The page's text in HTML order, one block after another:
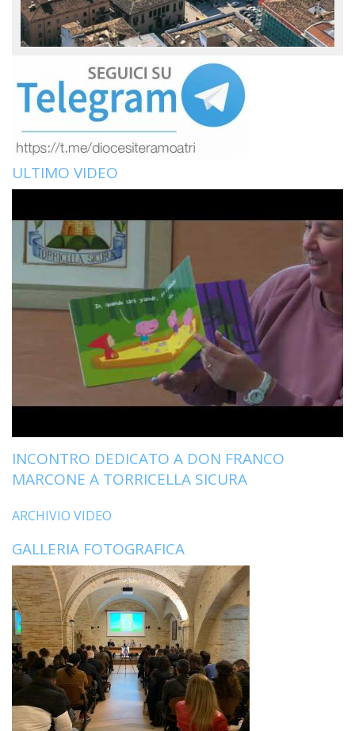
ULTIMO VIDEO
INCONTRO DEDICATO A DON FRANCO
MARCONE A TORRICELLA SICURA
ARCHIVIO VIDEO
GALLERIA FOTOGRAFICA